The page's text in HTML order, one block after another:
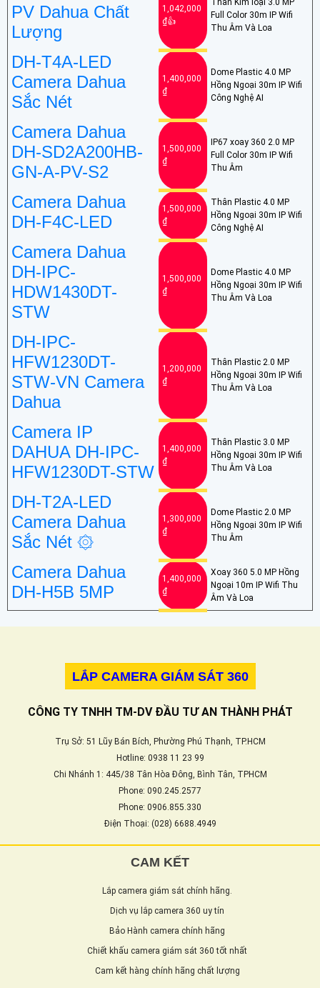
PV Dahua Chất
Lượng
1,042,000
₫👍
Full Color 30m IP Wifi
Thu Âm Và Loa
DH-T4A-LED
Camera Dahua
Sắc Nét
1,400,000
₫
Dome Plastic 4.0 MP
Hồng Ngoại 30m IP Wifi
Công Nghệ AI
Camera Dahua
DH-SD2A200HB-
GN-A-PV-S2
1,500,000
₫
IP67 xoay 360 2.0 MP
Full Color 30m IP Wifi
Thu Âm
Camera Dahua
DH-F4C-LED
1,500,000
₫
Thân Plastic 4.0 MP
Hồng Ngoại 30m IP Wifi
Công Nghệ AI
Camera Dahua
DH-IPC-
HDW1430DT-
STW
1,500,000
₫
Dome Plastic 4.0 MP
Hồng Ngoại 30m IP Wifi
Thu Âm Và Loa
DH-IPC-
HFW1230DT-
STW-VN Camera
Dahua
1,200,000
₫
Thân Plastic 2.0 MP
Hồng Ngoại 30m IP Wifi
Thu Âm Và Loa
Camera IP
DAHUA DH-IPC-
HFW1230DT-STW
1,400,000
₫
Thân Plastic 3.0 MP
Hồng Ngoại 30m IP Wifi
Thu Âm Và Loa
DH-T2A-LED
Camera Dahua
Sắc Nét ۞
1,300,000
₫
Dome Plastic 2.0 MP
Hồng Ngoại 30m IP Wifi
Thu Âm
Camera Dahua
DH-H5B 5MP
1,400,000
₫
Xoay 360 5.0 MP Hồng
Ngoại 10m IP Wifi Thu
Âm Và Loa
LẮP CAMERA GIÁM SÁT 360
CÔNG TY TNHH TM-DV ĐẦU TƯ AN THÀNH PHÁT
Trụ Sở: 51 Lũy Bán Bích, Phường Phú Thạnh, TP.HCM
Hotline: 0938 11 23 99
Chi Nhánh 1: 445/38 Tân Hòa Đông, Bình Tân, TPHCM
Phone: 090.245.2577
Phone: 0906.855.330
Điện Thoại: (028) 6688.4949
CAM KẾT
Lắp camera giám sát chính hãng.
Dịch vụ lắp camera 360 uy tín
Bảo Hành camera chính hãng
Chiết khấu camera giám sát 360 tốt nhất
Cam kết hàng chính hãng chất lượng